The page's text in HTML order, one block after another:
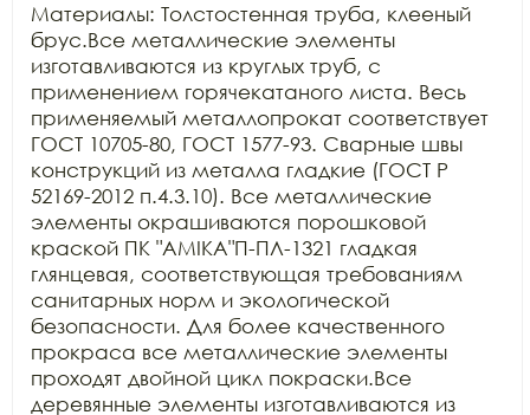
Материалы: Толстостенная труба, клееный
брус.Все металлические элементы
изготавливаются из круглых труб, с
применением горячекатаного листа. Весь
применяемый металлопрокат соответствует
ГОСТ 10705-80, ГОСТ 1577-93. Сварные швы
конструкций из металла гладкие (ГОСТ Р
52169-2012 п.4.3.10). Все металлические
элементы окрашиваются порошковой
краской ПК "АМIKA"П-ПЛ-1321 гладкая
глянцевая, соответствующая требованиям
санитарных норм и экологической
безопасности. Для более качественного
прокраса все металлические элементы
проходят двойной цикл покраски.Все
деревянные элементы изготавливаются из